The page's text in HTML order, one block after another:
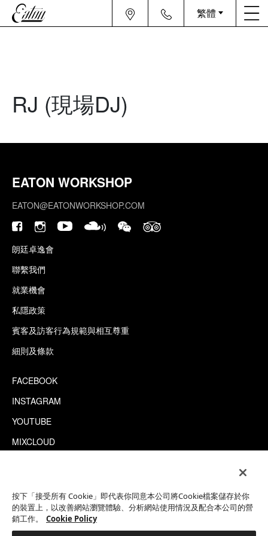
繁體
RJ (現場DJ)
EATON WORKSHOP
EATON@EATONWORKSHOP.COM
朗廷卓逸會
聯繫我們
就業機會
私隱政策
賓客及訪客行為規範與相互尊重
細則及條款
FACEBOOK
INSTAGRAM
YOUTUBE
MIXCLOUD
This site is protected by reCAPTCHA.
按下「接受所有 Cookie」即代表你同意本公司將Cookie檔案儲存於你
的裝置上，以改善網站瀏覽體驗、分析網站使用情況及配合本公司的營
銷工作。
Cookie Policy